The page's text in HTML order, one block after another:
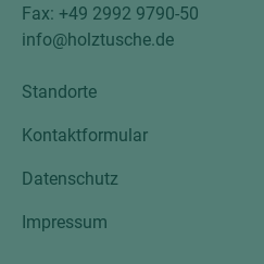
Fax: +49 2992 9790-50
info@holztusche.de
Standorte
Kontaktformular
Datenschutz
Impressum